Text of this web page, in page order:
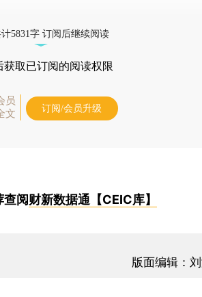
5831字 订阅后继续阅读
获取已订阅的阅读权限
员
文
订阅/会员升级
查阅财新数据通【CEIC库】
版面编辑：